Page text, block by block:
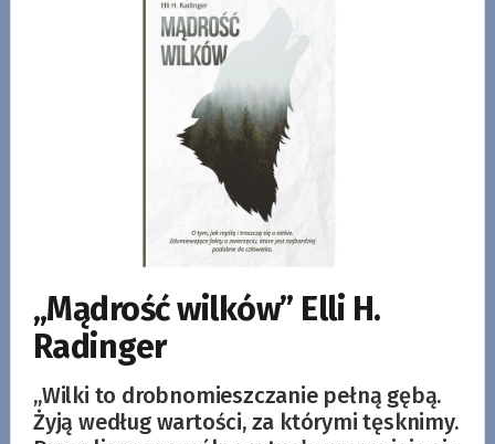
„Mądrość wilków” Elli H.
Radinger
„Wilki to drobnomieszczanie pełną gębą.
Żyją według wartości, za którymi tęsknimy.